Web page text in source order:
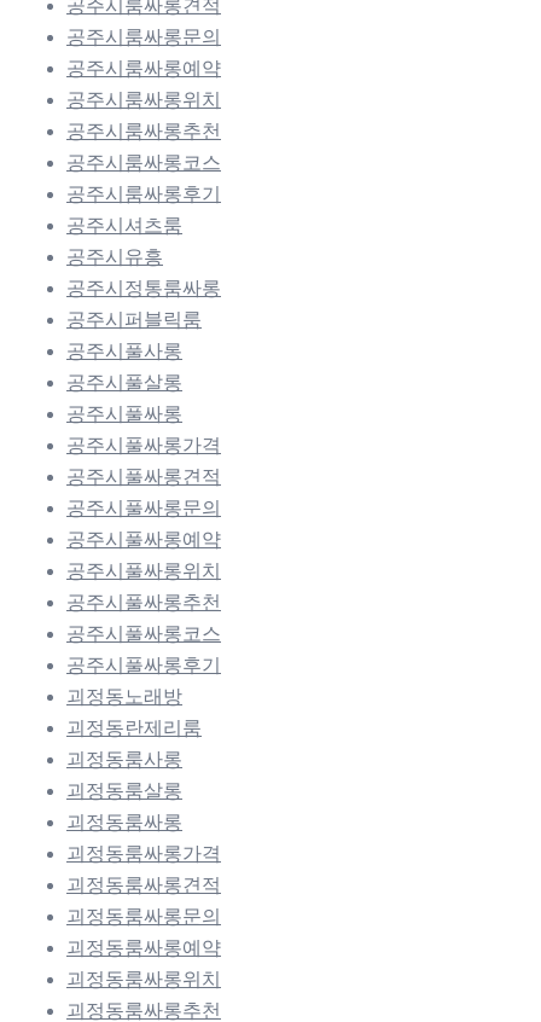
공주시룸싸롱견적
공주시룸싸롱문의
공주시룸싸롱예약
공주시룸싸롱위치
공주시룸싸롱추천
공주시룸싸롱코스
공주시룸싸롱후기
공주시셔츠룸
공주시유흥
공주시정통룸싸롱
공주시퍼블릭룸
공주시풀사롱
공주시풀살롱
공주시풀싸롱
공주시풀싸롱가격
공주시풀싸롱견적
공주시풀싸롱문의
공주시풀싸롱예약
공주시풀싸롱위치
공주시풀싸롱추천
공주시풀싸롱코스
공주시풀싸롱후기
괴정동노래방
괴정동란제리룸
괴정동룸사롱
괴정동룸살롱
괴정동룸싸롱
괴정동룸싸롱가격
괴정동룸싸롱견적
괴정동룸싸롱문의
괴정동룸싸롱예약
괴정동룸싸롱위치
괴정동룸싸롱추천